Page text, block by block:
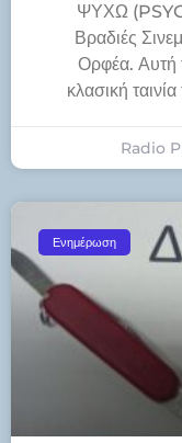
ΨΥΧΩ
Βραδιές
Ορφέα. Αυτή
κλασική
Radio
Ενημέρωση